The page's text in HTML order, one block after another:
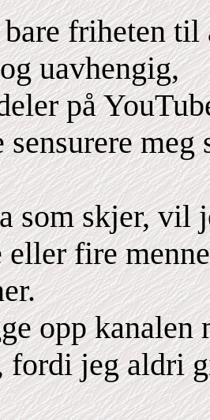
bare friheten
uavhengig,
på
meg
som skjer, vil
eller fire
opp
fordi jeg aldri